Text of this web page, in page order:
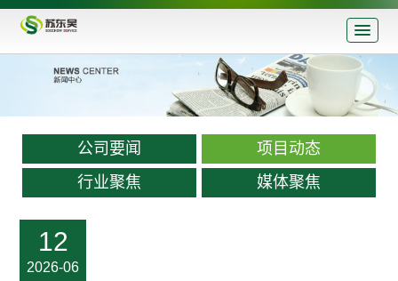
公司要闻
项目动态
行业聚焦
媒体聚焦
12
2026-06